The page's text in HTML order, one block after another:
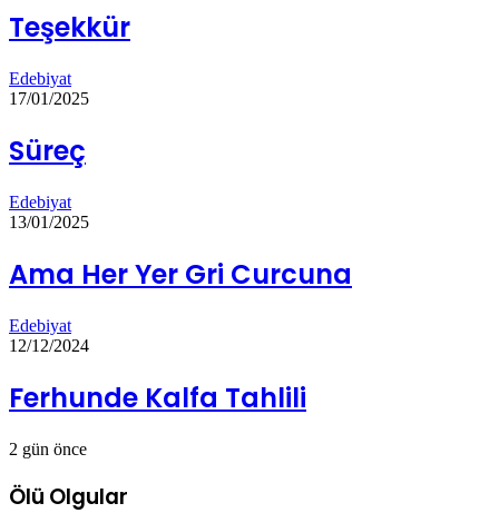
Teşekkür
Edebiyat
17/01/2025
Süreç
Edebiyat
13/01/2025
Ama Her Yer Gri Curcuna
Edebiyat
12/12/2024
Ferhunde Kalfa Tahlili
2 gün önce
Ölü Olgular